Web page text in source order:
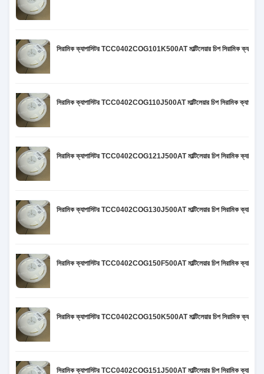
সিরামিক ক্যাপাসিটর TCC0402COG101K500AT মাল্টিলেয়ার চিপ সিরামিক
সিরামিক ক্যাপাসিটর TCC0402COG110J500AT মাল্টিলেয়ার চিপ সিরামিক
সিরামিক ক্যাপাসিটর TCC0402COG121J500AT মাল্টিলেয়ার চিপ সিরামিক
সিরামিক ক্যাপাসিটর TCC0402COG130J500AT মাল্টিলেয়ার চিপ সিরামিক
সিরামিক ক্যাপাসিটর TCC0402COG150F500AT মাল্টিলেয়ার চিপ সিরামিক
সিরামিক ক্যাপাসিটর TCC0402COG150K500AT মাল্টিলেয়ার চিপ সিরামিক
সিরামিক ক্যাপাসিটর TCC0402COG151J500AT মাল্টিলেয়ার চিপ সিরামিক